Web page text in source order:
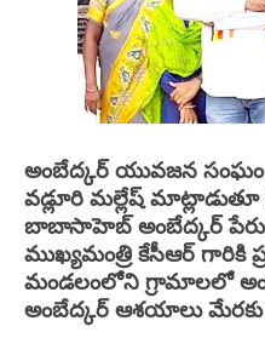
అంబేద్కర్ యువజన
వడ్లూరి మల్లేష్
బాబాసాహెబ్ అంబేద్కర్ పేరు
ముఖ్యమంత్రి కేసీఆర్ గారికి
మండలంలోని గ్రామాలలో
అంబేద్కర్ ఆశయాలు